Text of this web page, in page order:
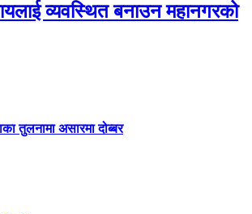
व्यवस्थित बनाउन महानगरको
तुलनामा असारमा दोब्बर